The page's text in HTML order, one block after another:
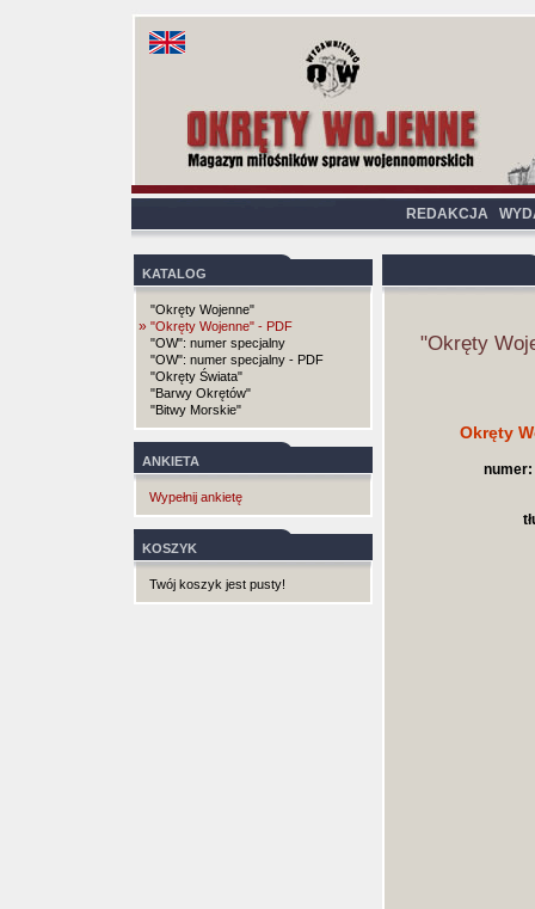
REDAKCJA
KATALOG
"Okręty Wojenne"
» "Okręty Wojenne" - PDF
"OW": numer specjalny
"OW": numer specjalny - PDF
"Okręty Świata"
"Barwy Okrętów"
"Bitwy Morskie"
ANKIETA
Wypełnij ankietę
KOSZYK
Twój koszyk jest pusty!
"Okręty
Okręty
numer: